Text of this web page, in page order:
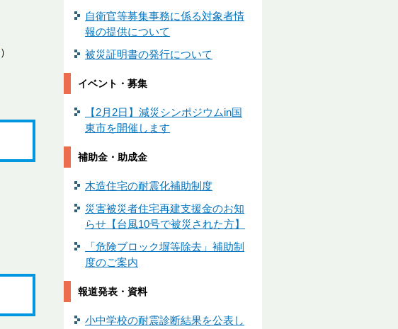
自衛官等募集事務に係る対象者情
報の提供について
被災証明書の発行について
イベント・募集
【2月2日】減災シンポジウムin国
東市を開催します
補助金・助成金
木造住宅の耐震化補助制度
災害被災者住宅再建支援金のお知
らせ【台風10号で被災された方】
「危険ブロック塀等除去」補助制
度のご案内
報道発表・資料
小中学校の耐震診断結果を公表し